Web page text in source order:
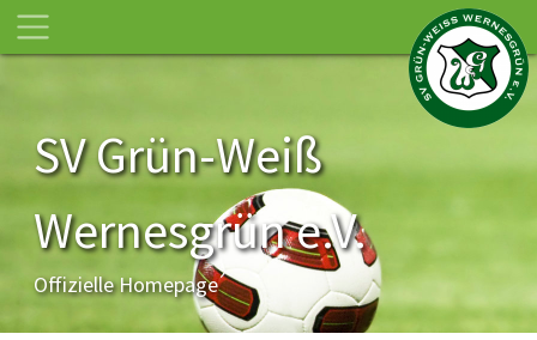
SV Grün-Weiß
Wernesgrün e.V.
Offizielle Homepage